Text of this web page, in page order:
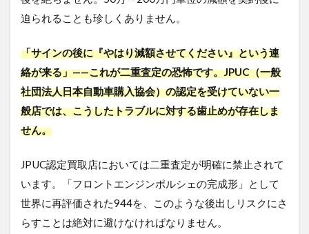
迫られることも珍しくありません。
「サインの後に『やはり減額させてください』という連
絡が来る」——これが二重査定の恐怖です。JPUC（一般
社団法人日本自動車購入協会）の認定を受けていない一
般店では、こうしたトラブルに対する歯止めが存在しま
せん。
JPUC認定買取店においては二重査定が明確に禁止されて
います。「フロントエンジンポルシェの完成形」として
世界に再評価された944を、このような後出しリスクにさ
らすことは絶対に避けなければなりません。